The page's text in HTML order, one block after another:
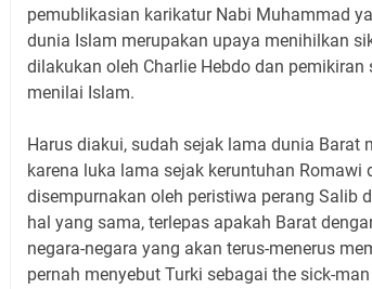
pemublikasian karikatur Nabi Muhammad
dunia Islam merupakan upaya menihilkan
dilakukan oleh Charlie Hebdo dan
menilai Islam.
Harus diakui, sudah sejak lama dunia Barat
karena luka lama sejak keruntuhan Romawi
disempurnakan oleh peristiwa perang Salib
hal yang sama, terlepas apakah Barat
negara-negara yang akan terus-menerus
pernah menyebut Turki sebagai the sick-